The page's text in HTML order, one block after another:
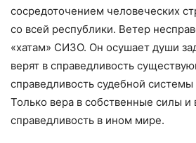
сосредоточением человеческих
со всей республики. Ветер
«хатам» СИЗО. Он осушает души
верят в справедливость
справедливость судебной
Только вера в собственные силы и
справедливость в ином мире.